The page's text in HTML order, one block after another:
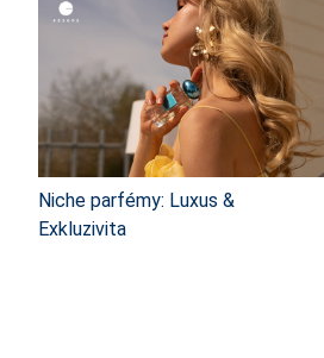
Niche parfémy: Luxus &
Exkluzivita